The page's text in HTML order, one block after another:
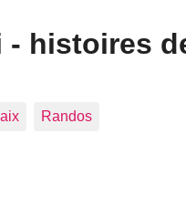
histoires
Randos